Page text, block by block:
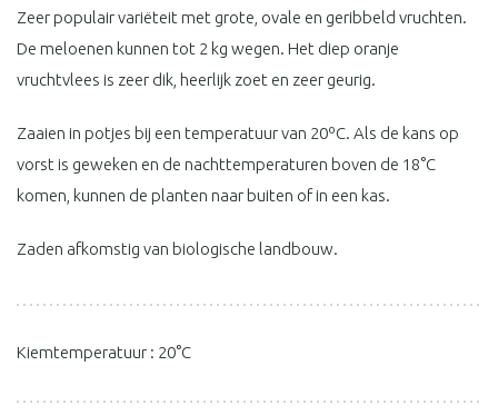
Zeer populair variëteit met grote, ovale en geribbeld vruchten.
De meloenen kunnen tot 2 kg wegen. Het diep oranje
vruchtvlees is zeer dik, heerlijk zoet en zeer geurig.
Zaaien in potjes bij een temperatuur van 20ºC. Als de kans op
vorst is geweken en de nachttemperaturen boven de 18°C
komen, kunnen de planten naar buiten of in een kas.
Zaden afkomstig van biologische landbouw.
Kiemtemperatuur : 20°C